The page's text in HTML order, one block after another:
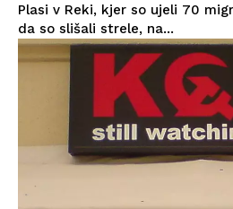
Plasi v Reki, kjer so ujeli 70
da so slišali strele, na...